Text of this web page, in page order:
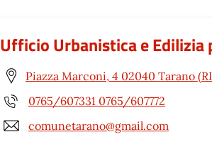
Ufficio Urbanistica e Edilizia
Piazza Marconi, 4 02040 Tarano
0765/607331 0765/607772
comunetarano@gmail.com